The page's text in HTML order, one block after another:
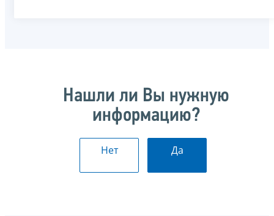
Нашли ли Вы нужную
информацию?
Нет Да